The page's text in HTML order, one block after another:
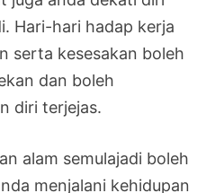
Hari-hari hadap kerja
serta kesesakan boleh
dan boleh
diri terjejas.
alam semulajadi boleh
menjalani kehidupan